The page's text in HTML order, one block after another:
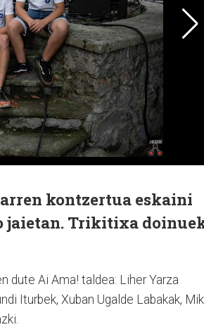
kontzertua eskaini
jaietan. Trikitixa
dute Ai Ama! taldea: Liher Yarza
Iturbek, Xuban Ugalde Labakak,